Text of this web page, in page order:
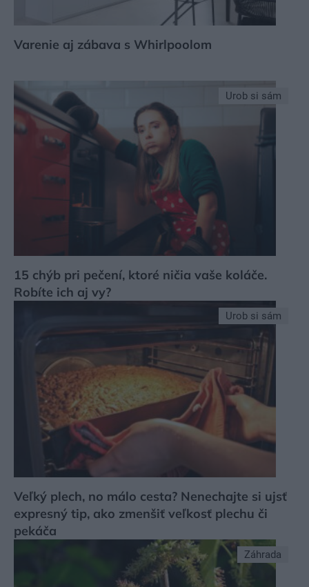
Varenie aj zábava s Whirlpoolom
Urob si sám
15 chýb pri pečení, ktoré ničia vaše koláče.
Robíte ich aj vy?
Urob si sám
Veľký plech, no málo cesta? Nenechajte si ujsť
expresný tip, ako zmenšiť veľkosť plechu či
pekáča
Záhrada